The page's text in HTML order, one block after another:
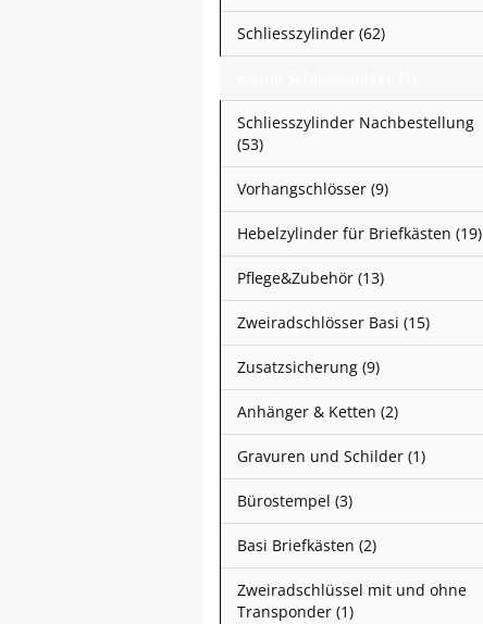
Schliesszylinder (62)
Schliesszylinder Nachbestellung
(53)
Vorhangschlösser (9)
Hebelzylinder für Briefkästen (19)
Pflege&Zubehör (13)
Zweiradschlösser Basi (15)
Zusatzsicherung (9)
Anhänger & Ketten (2)
Gravuren und Schilder (1)
Bürostempel (3)
Basi Briefkästen (2)
Zweiradschlüssel mit und ohne
Transponder (1)